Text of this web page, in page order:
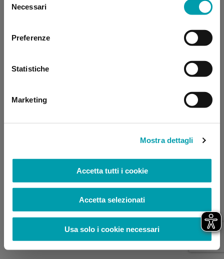
momento dalla Dichiarazione sui “
delNecessari
Preferenze
Statistiche
Marketing
Mostra dettagli
Accetta tutti i cookie
Accetta selezionati
Usa solo i cookie necessari
Application error: a client-side exception has occurred (see the
browser console for more information)